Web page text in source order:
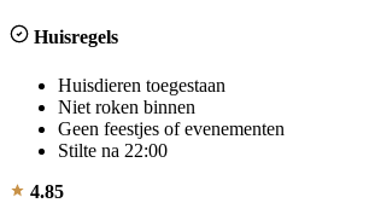
Huisregels
Huisdieren toegestaan
Niet roken binnen
Geen feestjes of evenementen
Stilte na 22:00
4.85